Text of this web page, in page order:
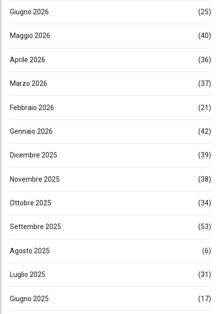
Giugno 2026 (25)
Maggio 2026 (40)
Aprile 2026 (36)
Marzo 2026 (37)
Febbraio 2026 (21)
Gennaio 2026 (42)
Dicembre 2025 (39)
Novembre 2025 (38)
Ottobre 2025 (34)
Settembre 2025 (53)
Agosto 2025 (6)
Luglio 2025 (31)
Giugno 2025 (17)